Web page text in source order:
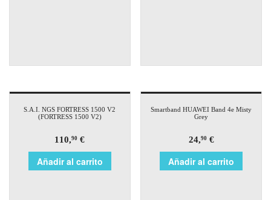
S.A.I. NGS FORTRESS 1500 V2
(FORTRESS 1500 V2)
110,90 €
Añadir al carrito
Smartband HUAWEI Band 4e Misty
Grey
24,90€
Añadir al carrito